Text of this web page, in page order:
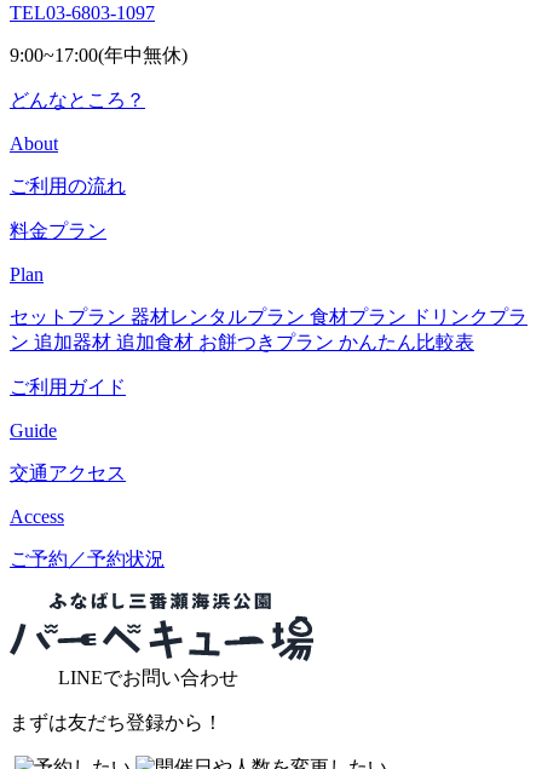
TEL03-6803-1097
9:00~17:00(年中無休)
どんなところ？
About
ご利用の流れ
料金プラン
Plan
セットプラン 器材レンタルプラン 食材プラン ドリンクプラ
ン 追加器材 追加食材 お餅つきプラン かんたん比較表
ご利用ガイド
Guide
交通アクセス
Access
ご予約／予約状況
LINEでお問い合わせ
まずは友だち登録から！